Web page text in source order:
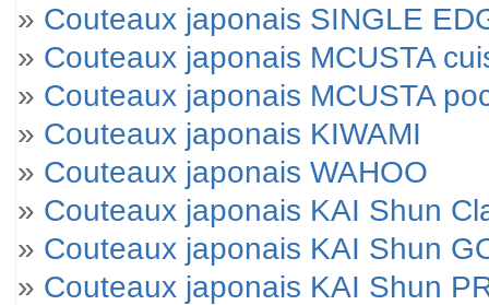
» Couteaux japonais SINGLE
» Couteaux japonais MCUSTA
» Couteaux japonais MCUSTA
» Couteaux japonais KIWAMI
» Couteaux japonais WAHOO
» Couteaux japonais KAI Shun
» Couteaux japonais KAI Shun
» Couteaux japonais KAI Shun